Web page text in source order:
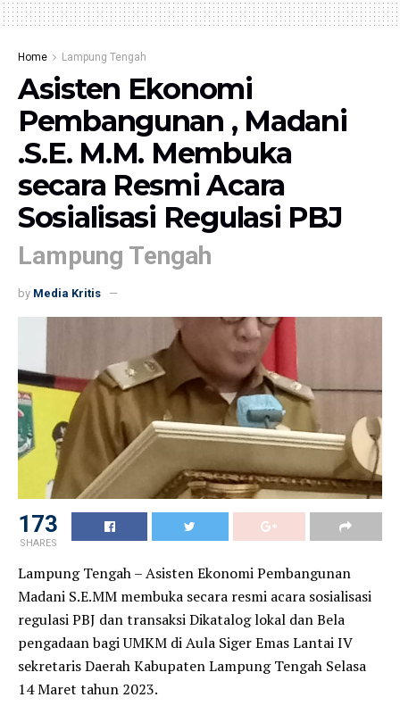
Home Lampung Tengah
Asisten Ekonomi
Pembangunan , Madani
.S.E. M.M. Membuka
secara Resmi Acara
Sosialisasi Regulasi PBJ
Lampung Tengah
by Media Kritis
173
SHARES
Lampung Tengah – Asisten Ekonomi Pembangunan
Madani S.E.MM membuka secara resmi acara sosialisasi
regulasi PBJ dan transaksi Dikatalog lokal dan Bela
pengadaan bagi UMKM di Aula Siger Emas Lantai IV
sekretaris Daerah Kabupaten Lampung Tengah Selasa
14 Maret tahun 2023.